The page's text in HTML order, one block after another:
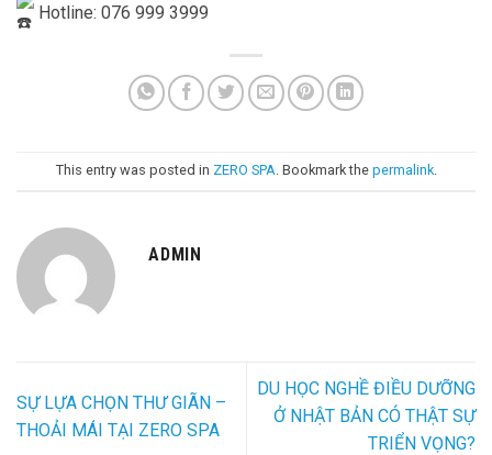
Hotline: 076 999 3999
This entry was posted in ZERO SPA. Bookmark the permalink.
ADMIN
SỰ LỰA CHỌN THƯ GIÃN –
THOẢI MÁI TẠI ZERO SPA
DU HỌC NGHỀ ĐIỀU DƯỠNG
Ở NHẬT BẢN CÓ THẬT SỰ
TRIỂN VỌNG?